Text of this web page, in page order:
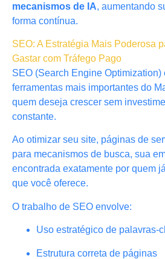
mecanismos de IA, aumentando
forma contínua.
SEO: A Estratégia Mais Poderosa
Gastar com Tráfego Pago
SEO (Search Engine Optimization)
ferramentas mais importantes do
quem deseja crescer sem
constante.
Ao otimizar seu site, páginas de
para mecanismos de busca, sua
encontrada exatamente por quem
que você oferece.
O trabalho de SEO envolve:
Uso estratégico de palavras-
Estrutura correta de páginas